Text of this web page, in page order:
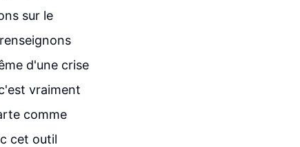
sur le
d'une crise
vraiment
comme
cet outil